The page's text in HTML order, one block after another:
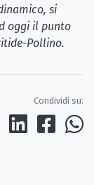
si
oggi il punto
Pollino.
Condividi su: